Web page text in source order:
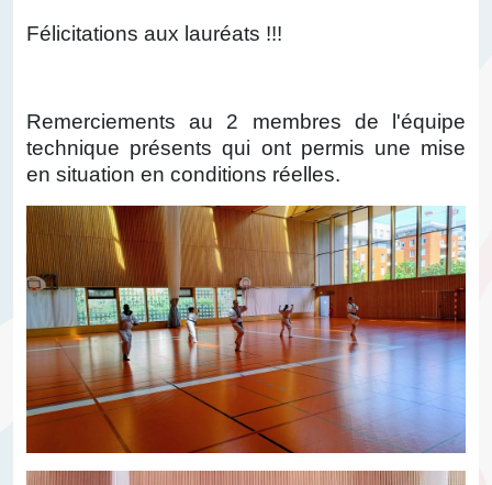
Félicitations aux lauréats !!!
Remerciements au 2 membres de l'équipe
technique présents qui ont permis une mise
en situation en conditions réelles.